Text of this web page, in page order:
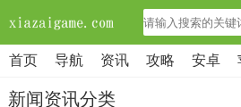
首页 导航 资讯 攻略 安卓
新闻资讯分类